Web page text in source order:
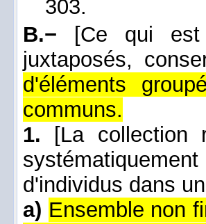
303.
B.−
[Ce qui est
juxtaposés,
d'éléments
communs.
1.
[La collection
d'individus dans
a) Ensemble non